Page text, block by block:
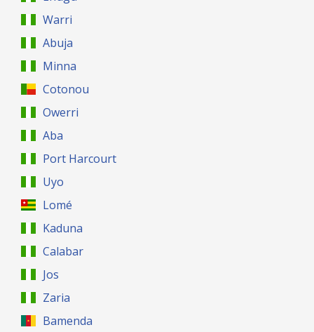
Warri
Abuja
Minna
Cotonou
Owerri
Aba
Port Harcourt
Uyo
Lomé
Kaduna
Calabar
Jos
Zaria
Bamenda